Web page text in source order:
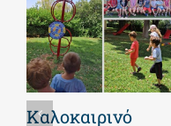
Καλοκαιρινό